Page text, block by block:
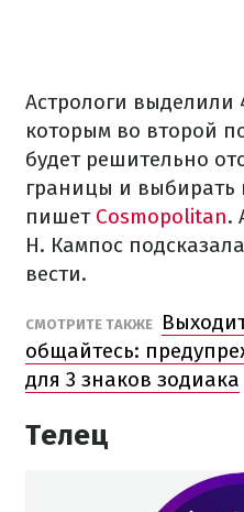
Астрологи выделили
которым во второй
будет решительно
границы и выбирать
пишет Cosmopolitan.
Н. Кампос
вести.
СМОТРИТЕ ТАКЖЕ
общайтесь:
для 3 знаков зодиака
Телец